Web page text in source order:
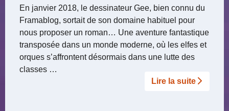
En janvier 2018, le dessinateur Gee, bien connu du
Framablog, sortait de son domaine habituel pour
nous proposer un roman… Une aventure fantastique
transposée dans un monde moderne, où les elfes et
orques s’affrontent désormais dans une lutte des
classes …
Lire la suite­­